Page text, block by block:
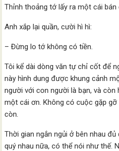
Thỉnh thoảng tớ lấy ra một cái bán
Anh xắp lại quần, cười hì hì:
– Đừng lo tớ không có tiền.
Tôi kể dài dòng văn tự chỉ cốt để
này hình dung được khung cảnh
người với con người là bạn, và còn
một cái ơn. Không có cuộc gặp
còn.
Thời gian ngắn ngủi ở bên nhau
quý nhau nữa, có thể nói như thế.